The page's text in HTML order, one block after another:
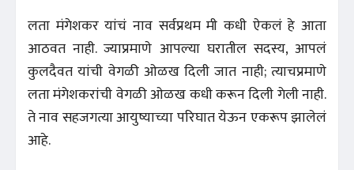
लता मंगेशकर यांचं नाव सर्वप्रथम मी कधी ऐकलं हे आता
आठवत नाही. ज्याप्रमाणे आपल्या घरातील सदस्य, आपलं
कुलदैवत यांची वेगळी ओळख दिली जात नाही; त्याचप्रमाणे
लता मंगेशकरांची वेगळी ओळख कधी करून दिली गेली नाही.
ते नाव सहजगत्या आयुष्याच्या परिघात येऊन एकरूप झालेलं
आहे.